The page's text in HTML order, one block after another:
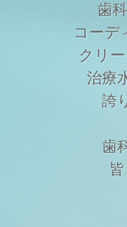
歯
コーデ
クリ
治療
誇
歯